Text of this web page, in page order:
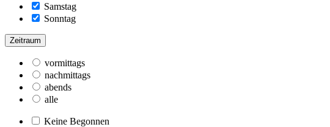
Samstag
Sonntag
Zeitraum
vormittags
nachmittags
abends
alle
Keine Begonnen